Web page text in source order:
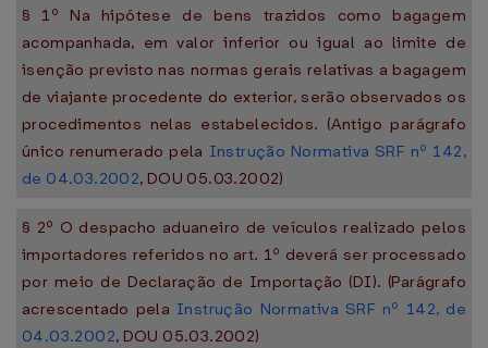
§ 1º Na hipótese de bens trazidos como bagagem
acompanhada, em valor inferior ou igual ao limite de
isenção previsto nas normas gerais relativas a bagagem
de viajante procedente do exterior, serão observados os
procedimentos nelas estabelecidos. (Antigo parágrafo
único renumerado pela Instrução Normativa SRF nº 142,
de 04.03.2002, DOU 05.03.2002)
§ 2º O despacho aduaneiro de veículos realizado pelos
importadores referidos no art. 1º deverá ser processado
por meio de Declaração de Importação (DI). (Parágrafo
acrescentado pela Instrução Normativa SRF nº 142, de
04.03.2002, DOU 05.03.2002)